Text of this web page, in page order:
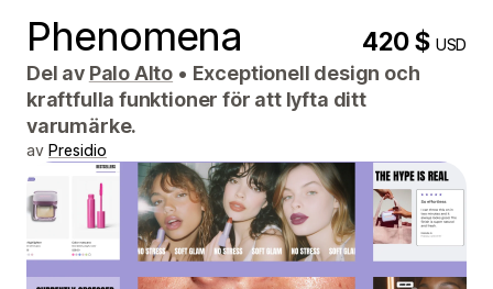
Phenomena 420 $USD
Del av Palo Alto • Exceptionell design och
kraftfulla funktioner för att lyfta ditt
varumärke.
av Presidio